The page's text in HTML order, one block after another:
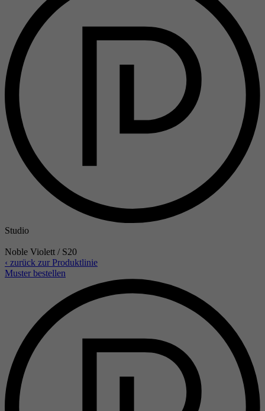
Studio
Noble Violett / S20
‹ zurück zur Produktlinie
Muster bestellen